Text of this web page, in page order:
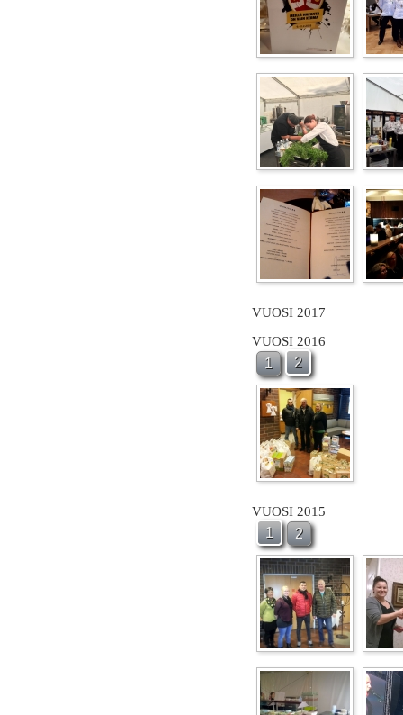
VUOSI 2017
VUOSI 2016
1 2
VUOSI 2015
1 2